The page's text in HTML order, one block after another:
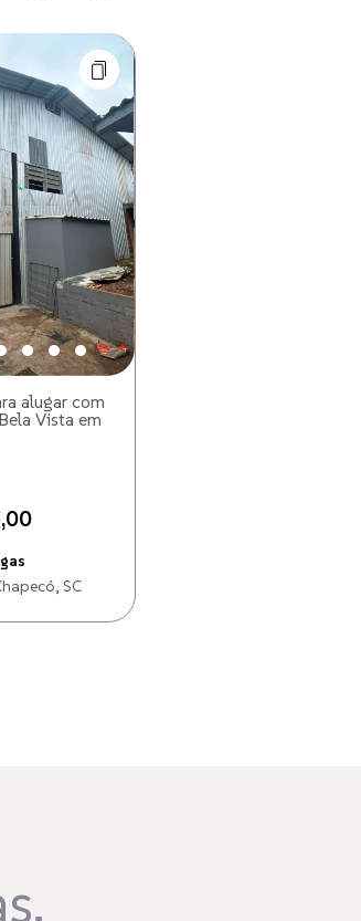
alugar com
Vista em
SC